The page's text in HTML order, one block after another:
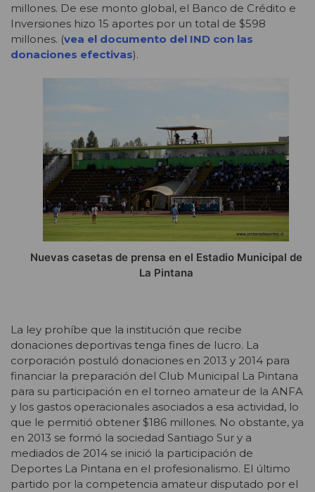
millones. De ese monto global, el Banco de Crédito e
Inversiones hizo 15 aportes por un total de $598
millones. (vea el documento del IND con las
donaciones efectivas).
Nuevas casetas de prensa en el Estadio Municipal de
La Pintana
La ley prohíbe que la institución que recibe
donaciones deportivas tenga fines de lucro. La
corporación postuló donaciones en 2013 y 2014 para
financiar la preparación del Club Municipal La Pintana
para su participación en el torneo amateur de la ANFA
y los gastos operacionales asociados a esa actividad, lo
que le permitió obtener $186 millones. No obstante, ya
en 2013 se formó la sociedad Santiago Sur y a
mediados de 2014 se inició la participación de
Deportes La Pintana en el profesionalismo. El último
partido por la competencia amateur disputado por el